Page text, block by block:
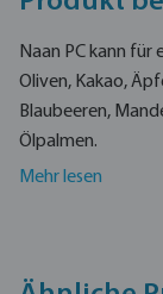
Naan PC kann
Oliven, Kakao,
Blaubeeren,
Ölpalmen.
Der runde braune
Mehr lesen